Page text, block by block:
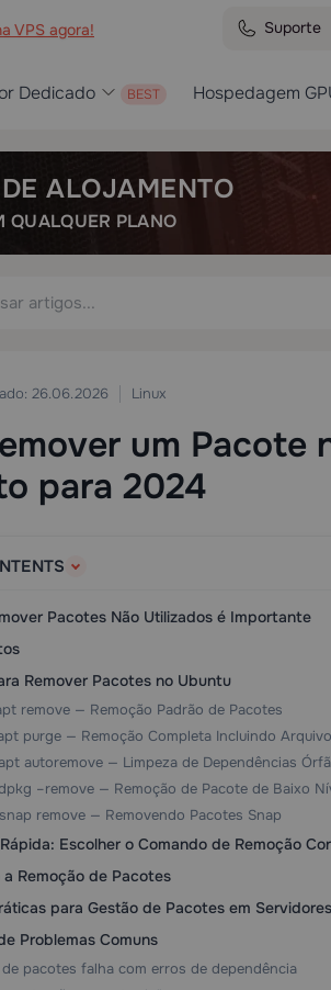
VPS agora! Suporte
Dedicado Hospedagem
ALOJAMENTO
QUALQUER PLANO
26.06.2026 Linux
um Pacote
para 2024
Pacotes Não Utilizados é Importante
Remover Pacotes no Ubuntu
remove — Remoção Padrão de Pacotes
purge — Remoção Completa Incluindo
autoremove — Limpeza de Dependências
–remove — Remoção de Pacote de Baixo
remove — Removendo Pacotes Snap
Escolher o Comando de Remoção
Remoção de Pacotes
para Gestão de Pacotes em
Problemas Comuns
pacotes falha com erros de dependência